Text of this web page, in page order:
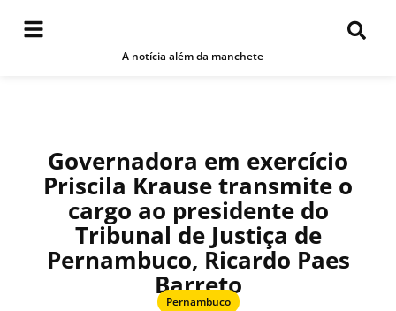
A notícia além da manchete
Governadora em exercício
Priscila Krause transmite o
cargo ao presidente do
Tribunal de Justiça de
Pernambuco, Ricardo Paes
Barreto
Pernambuco